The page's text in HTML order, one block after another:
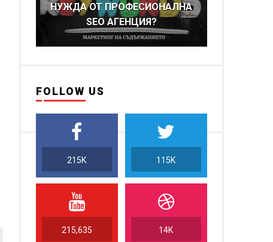
НУЖДА ОТ ПРОФЕСИОНАЛНА
SEO АГЕНЦИЯ?
FOLLOW US
215K 115K
215,635 14K